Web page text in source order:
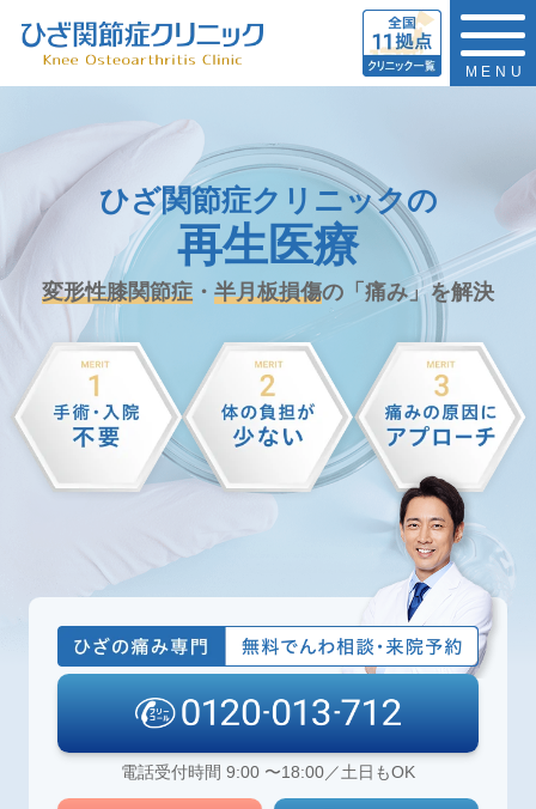
MENU
ひざ関節症クリニックの
再生医療
変形性膝関節症 ・ 半月板損傷の「痛み」を解決
電話受付時間 9:00 〜18:00／土日もOK